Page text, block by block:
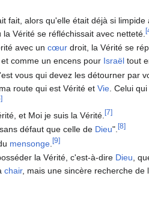
fait, alors qu'elle était déjà si limpide
la Vérité se réfléchissait avec netteté.
avec uncœur droit, la Vérité se
comme un encens pour Israël tout
vous qui devez les détourner par
route qui est Vérité etVie . Celui
et Moi je suis la Vérité.[7]
sans défaut que celle de Dieu".[8]
mensonge .[9]
la Vérité, c'est-à-dire Dieu,
chair, mais une sincère recherche de